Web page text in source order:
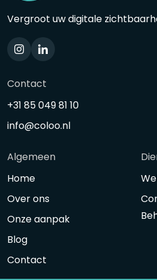
Vergroot uw digitale
Contact
+31 85 049 81 10
info@coloo.nl
Algemeen
Home
Over ons
Onze aanpak
Blog
Contact